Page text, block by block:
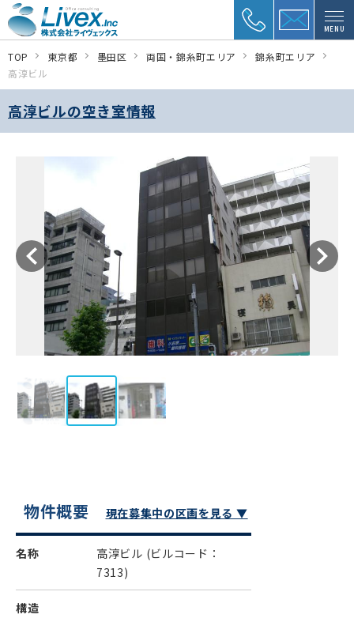
MENU
TOP 東京都 墨田区 両国・錦糸町エリア
錦糸町エリア
高淳ビル
高淳ビルの空き室情報
物件概要 現在募集中の区画を見る ▼
名称 高淳ビル (ビルコード：
7313)
構造